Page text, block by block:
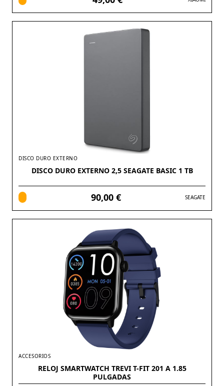
DISCO DURO EXTERNO
DISCO DURO EXTERNO 2,5 SEAGATE BASIC 1 TB
90,00 € SEAGATE
ACCESORIOS
RELOJ SMARTWATCH TREVI T-FIT 201 A 1.85
PULGADAS